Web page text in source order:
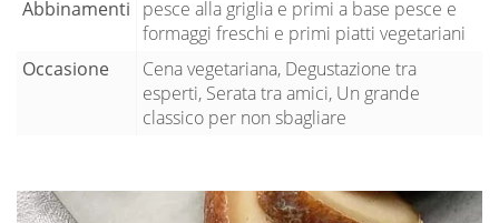
Abbinamenti pesce alla griglia e primi a base pesce e
formaggi freschi e primi piatti vegetariani
Occasione
Cena vegetariana, Degustazione tra
esperti, Serata tra amici, Un grande
classico per non sbagliare